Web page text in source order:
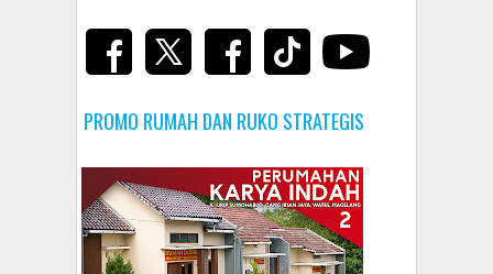
PROMO RUMAH DAN RUKO STRATEGIS